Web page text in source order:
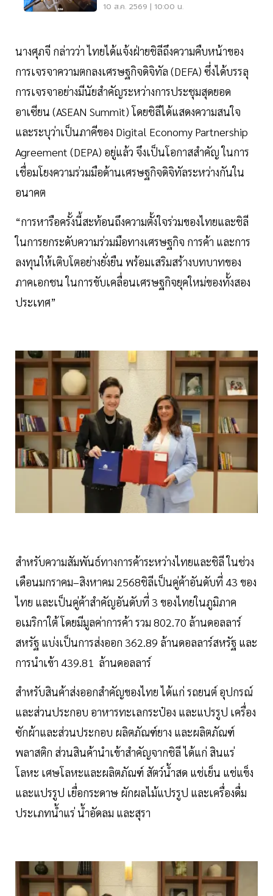
10 ส.ค. 2569 | 10:00 น.
นางศุภจี กล่าวว่า ไทยได้แจ้งฝ่ายชิลีถึงความคืบหน้าของ
การเจรจาความตกลงเศรษฐกิจดิจิทัล (DEFA) ซึ่งได้บรรลุ
การเจรจาอย่างมีนัยสำคัญระหว่างการประชุมสุดยอด
อาเซียน (ASEAN Summit) โดยชิลีได้แสดงความสนใจ
และระบุว่าเป็นภาคีของ Digital Economy Partnership
Agreement (DEPA) อยู่แล้ว จึงเป็นโอกาสสำคัญ ในการ
เชื่อมโยงความร่วมมือด้านเศรษฐกิจดิจิทัลระหว่างกันใน
อนาคต
“การหารือครั้งนี้สะท้อนถึงความตั้งใจร่วมของไทยและชิลี
ในการยกระดับความร่วมมือทางเศรษฐกิจ การค้า และการ
ลงทุนให้เติบโตอย่างยั่งยืน พร้อมเสริมสร้างบทบาทของ
ภาคเอกชน ในการขับเคลื่อนเศรษฐกิจยุคใหม่ของทั้งสอง
ประเทศ”
สำหรับความสัมพันธ์ทางการค้าระหว่างไทยและชิลี ในช่วง
เดือนมกราคม–สิงหาคม 2568ชิลีเป็นคู่ค้าอันดับที่ 43 ของ
ไทย และเป็นคู่ค้าสำคัญอันดับที่ 3 ของไทยในภูมิภาค
อเมริกาใต้ โดยมีมูลค่าการค้า รวม 802.70 ล้านดอลลาร์
สหรัฐ แบ่งเป็นการส่งออก 362.89 ล้านดอลลาร์สหรัฐ และ
การนำเข้า 439.81 ล้านดอลลาร์
สำหรับสินค้าส่งออกสำคัญของไทย ได้แก่ รถยนต์ อุปกรณ์
และส่วนประกอบ อาหารทะเลกระป๋อง และแปรรูป เครื่อง
ซักผ้าและส่วนประกอบ ผลิตภัณฑ์ยาง และผลิตภัณฑ์
พลาสติก ส่วนสินค้านำเข้าสำคัญจากชิลี ได้แก่ สินแร่
โลหะ เศษโลหะและผลิตภัณฑ์ สัตว์น้ำสด แช่เย็น แช่แข็ง
และแปรรูป เยื่อกระดาษ ผักผลไม้แปรรูป และเครื่องดื่ม
ประเภทน้ำแร่ น้ำอัดลม และสุรา